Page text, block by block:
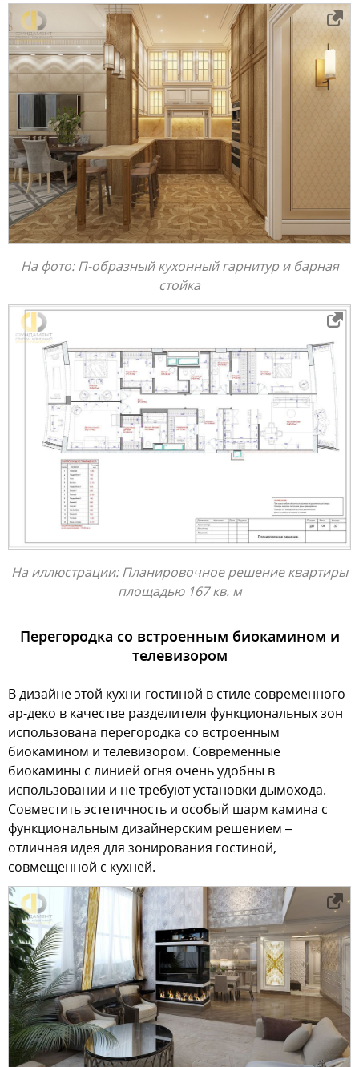
На фото: П-образный кухонный гарнитур и барная
стойка
На иллюстрации: Планировочное решение квартиры
площадью 167 кв. м
Перегородка со встроенным биокамином и
телевизором
В дизайне этой кухни-гостиной в стиле современного
ар-деко в качестве разделителя функциональных зон
использована перегородка со встроенным
биокамином и телевизором. Современные
биокамины с линией огня очень удобны в
использовании и не требуют установки дымохода.
Совместить эстетичность и особый шарм камина с
функциональным дизайнерским решением –
отличная идея для зонирования гостиной,
совмещенной с кухней.